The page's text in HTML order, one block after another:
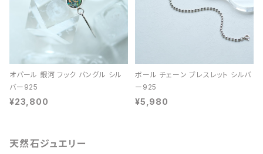
オパール 銀河 フック バングル シル
バー925
¥23,800
ボール チェーン ブレスレット シルバ
ー925
¥5,980
天然石ジュエリー